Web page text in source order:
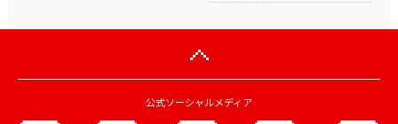
公式ソーシャルメディア